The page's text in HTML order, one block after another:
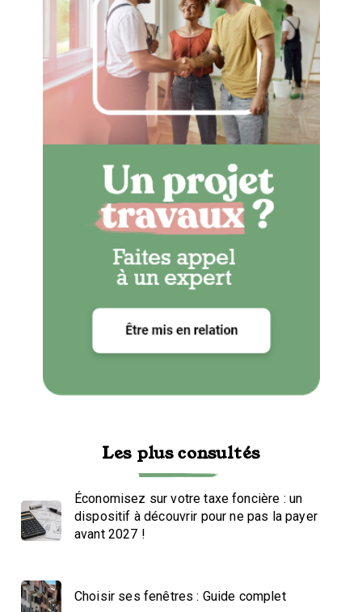
Les plus consultés
Économisez sur votre taxe foncière : un
dispositif à découvrir pour ne pas la payer
avant 2027 !
Choisir ses fenêtres : Guide complet